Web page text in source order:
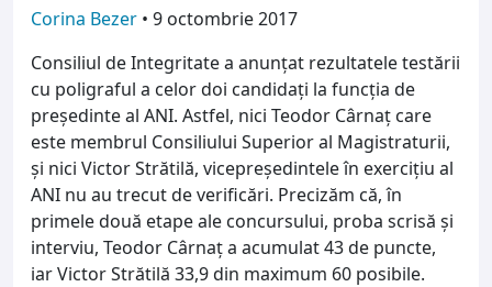
Corina Bezer • 9 octombrie 2017
Consiliul de Integritate a anunțat rezultatele testării
cu poligraful a celor doi candidați la funcția de
președinte al ANI. Astfel, nici Teodor Cârnaț care
este membrul Consiliului Superior al Magistraturii,
și nici Victor Strătilă, vicepreședintele în exercițiu al
ANI nu au trecut de verificări. Precizăm că, în
primele două etape ale concursului, proba scrisă și
interviu, Teodor Cârnaț a acumulat 43 de puncte,
iar Victor Strătilă 33,9 din maximum 60 posibile.